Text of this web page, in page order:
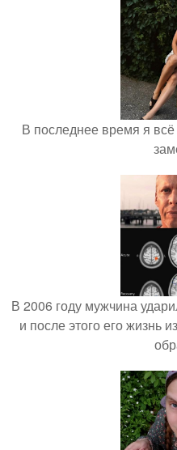
В последнее время я
В 2006 году мужчина
и после этого его жизнь